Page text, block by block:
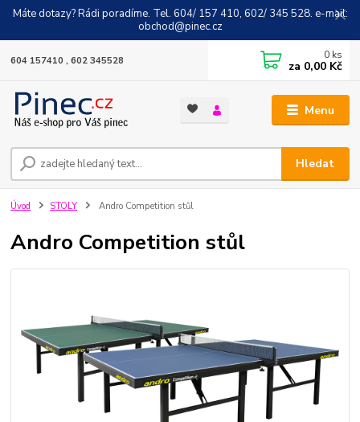
Máte dotazy? Rádi poradíme. Tel. 604/ 157 410, 602/ 345 528. e-mail:
obchod@pinec.cz
Menu
Hledat
604 157410 , 602 345528 0 ks
za 0,00 Kč
Úvod STOLY Andro Competition stůl
Andro Competition stůl